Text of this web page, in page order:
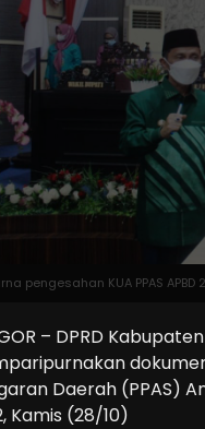
pengesahan KUA PPAS
– DPRD
Daerah (PPAS)
Kamis (28/10)